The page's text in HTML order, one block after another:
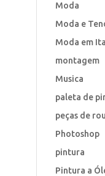
Moda
Moda e
Moda em
montagem
Musica
paleta de
peças de
Photoshop
pintura
Pintura a